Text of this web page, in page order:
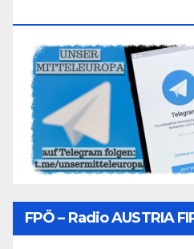
FPÖ – Radio AUSTRIA